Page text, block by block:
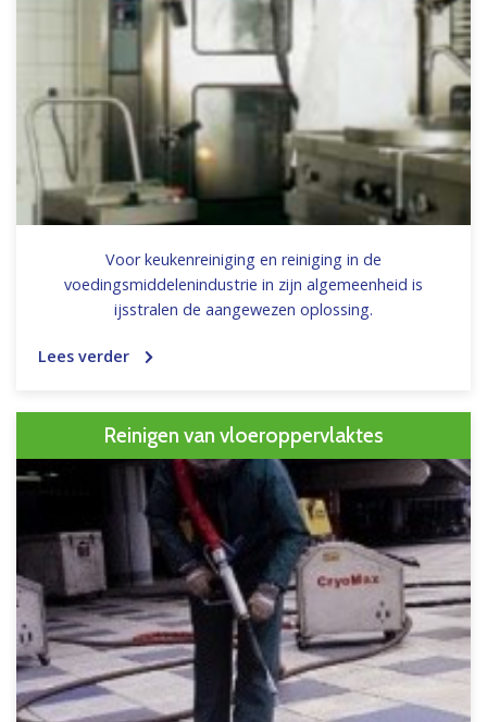
Voor keukenreiniging en reiniging in de
voedingsmiddelenindustrie in zijn algemeenheid is
ijsstralen de aangewezen oplossing.
Lees verder
Reinigen van vloeroppervlaktes